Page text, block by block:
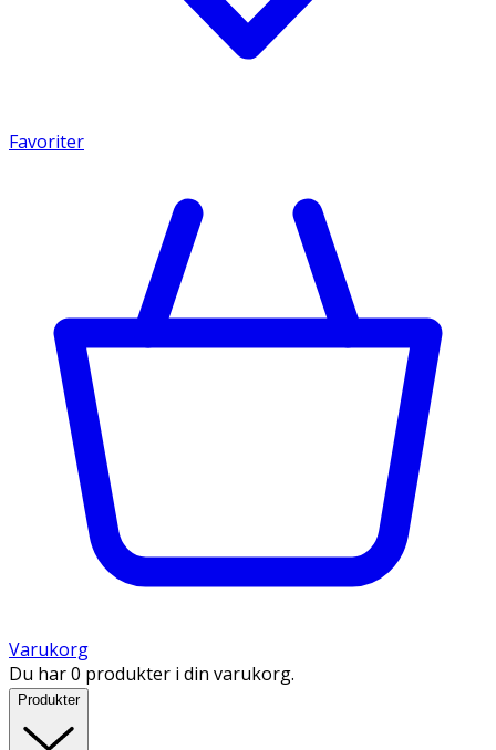
Favoriter
Varukorg
Du har 0 produkter i din varukorg.
Produkter